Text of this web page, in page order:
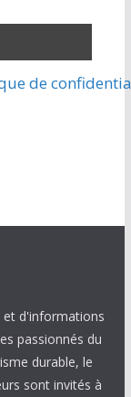
de
et d'informations
passionnés du
durable, le
sont invités à